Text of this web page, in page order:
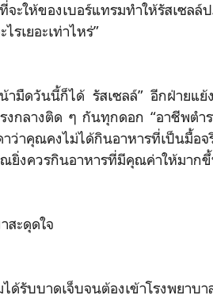
จะให้ของเบอร์แทรมทำให้รัสเซ
รเยอะเท่าไหร่”
มืดวันนี้ก็ได้ รัสเซลล์” อีกฝ่ายแย้
รงกลางติด ๆ กันทุกดอก “อาชีพต
ว่าคุณคงไม่ได้กินอาหารที่เป็นมื้อ
ณยิ่งควรกินอาหารที่มีคุณค่าให้มาก
สะดุดใจ
ด้รับบาดเจ็บจนต้องเข้าโรงพยาบา